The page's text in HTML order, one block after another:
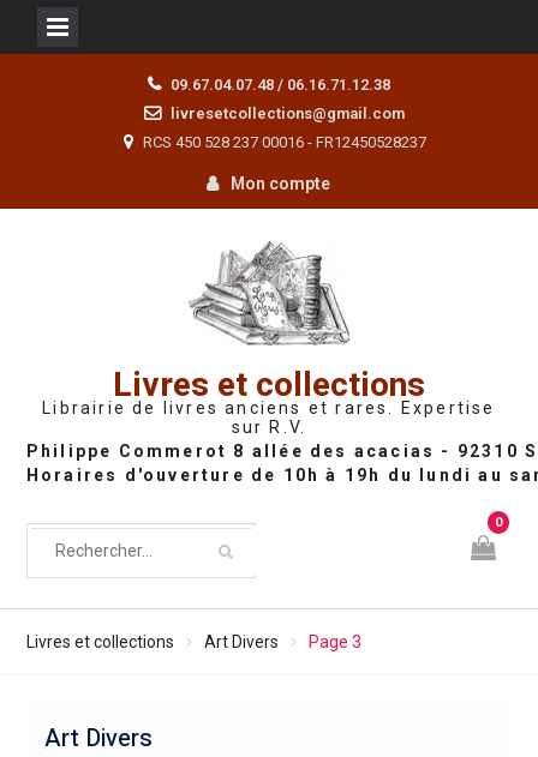
09.67.04.07.48 / 06.16.71.12.38
livresetcollections@gmail.com
RCS 450 528 237 00016 - FR12450528237
Mon compte
Livres et collections
Librairie de livres anciens et rares. Expertise
sur R.V.
0
Livres et collections Art Divers Page 3
Art Divers